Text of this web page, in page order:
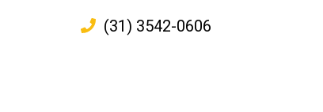
(31) 3542-0606